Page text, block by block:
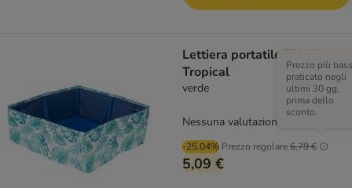
Lettiera portatile TIAKI
Tropical
verde
-25.04% Prezzo regolare6,79 €
Prezzo più
praticato negli
ultimi 30 gg,
prima dello
sconto.
5,09 €
Nessuna valutazione